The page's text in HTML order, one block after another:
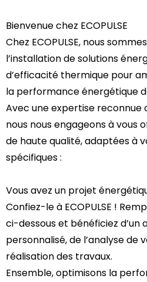
Bienvenue chez ECOPULSE
Chez ECOPULSE, nous
l’installation de solutions
d’efficacité thermique pour
la performance énergétique
Avec une expertise reconnue
nous nous engageons à vous
de haute qualité, adaptées à
spécifiques :
Vous avez un projet
Confiez-le à ECOPULSE !
ci-dessous et bénéficiez
personnalisé, de l’analyse de
réalisation des travaux.
Ensemble, optimisons la